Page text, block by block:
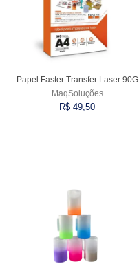
Papel Faster Transfer Laser 90G
MaqSoluções
R$ 49,50